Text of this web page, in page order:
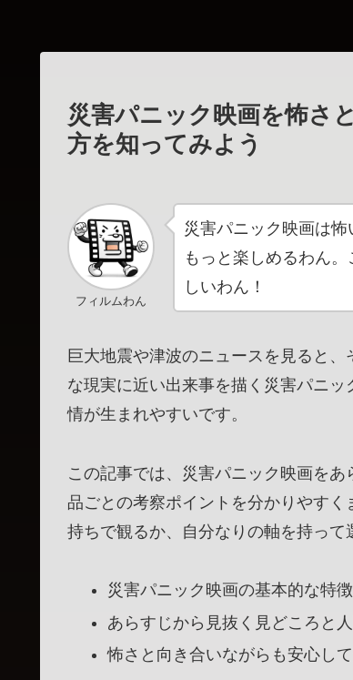
災害パニック映画を怖さ
方を知ってみよう
フィルムわん
災害パニック映画は
もっと楽しめるわん
しいわん！
巨大地震や津波のニュースを見ると
な現実に近い出来事を描く災害パニ
情が生まれやすいです。
この記事では、災害パニック映画を
品ごとの考察ポイントを分かりやす
持ちで観るか、自分なりの軸を持って
災害パニック映画の基本的な特
あらすじから見抜く見どころと
怖さと向き合いながらも安心し